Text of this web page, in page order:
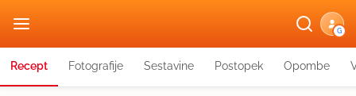
G
Recept Fotografije Sestavine Postopek Opombe